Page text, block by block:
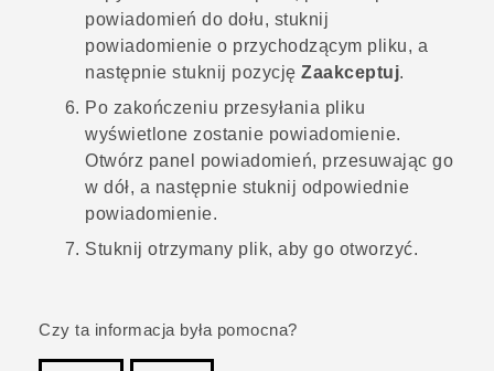
powiadomień do dołu, stuknij
powiadomienie o przychodzącym pliku, a
następnie stuknij pozycję Zaakceptuj.
Po zakończeniu przesyłania pliku
wyświetlone zostanie powiadomienie.
Otwórz panel powiadomień, przesuwając go
w dół, a następnie stuknij odpowiednie
powiadomienie.
Stuknij otrzymany plik, aby go otworzyć.
Czy ta informacja była pomocna?